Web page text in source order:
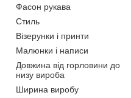
Фасон рукава
Стиль
Візерунки і принти
Малюнки і написи
Довжина від горловини до
низу вироба
Ширина виробу